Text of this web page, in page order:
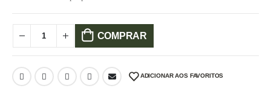
COMPRAR
ADICIONAR AOS FAVORITOS